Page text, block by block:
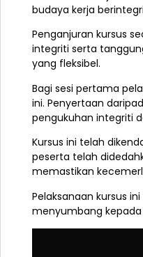
budaya kerja
Penganjuran kursus
integriti serta
yang fleksibel.
Bagi sesi pertama
ini. Penyertaan
pengukuhan integriti
Kursus ini telah
peserta telah
memastikan
Pelaksanaan kursus
menyumbang